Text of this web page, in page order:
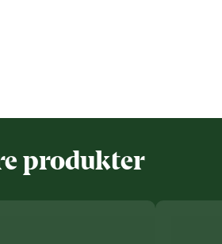
produkter